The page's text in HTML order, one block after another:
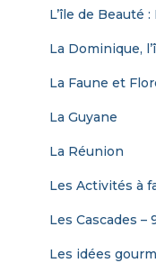
L’île de Beauté :
La Dominique,
La Faune et
La Guyane
La Réunion
Les Activités à
Les Cascades –
Les idées